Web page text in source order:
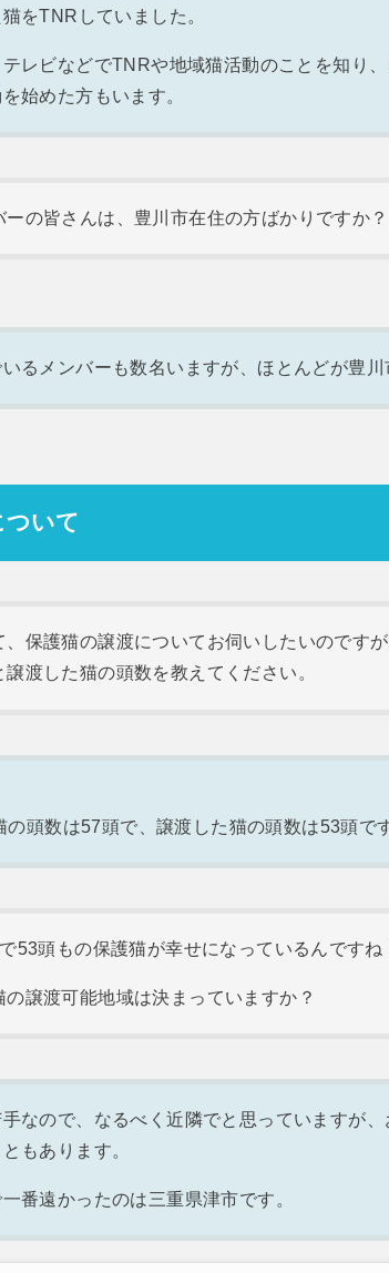
をTNRしていました。
レビなどでTNRや地域猫活動のことを知り
始めた方もいます。
ーの皆さんは、豊川市在住の方ばかりですか？
るメンバーも数名いますが、ほとんどが豊川
ついて
、保護猫の譲渡についてお伺いしたいのです
譲渡した猫の頭数を教えてください。
頭数は57頭で、譲渡した猫の頭数は53頭で
53頭もの保護猫が幸せになっているんですね
の譲渡可能地域は決まっていますか？
なので、なるべく近隣でと思っていますが、
もあります。
番遠かったのは三重県津市です。